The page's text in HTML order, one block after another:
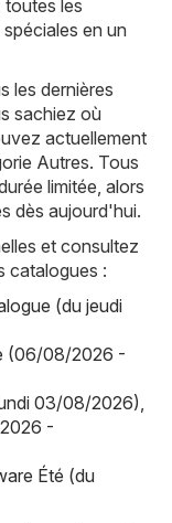
les
en un
les dernières
sachiez où
actuellement
Autres. Tous
limitée, alors
dès aujourd'hui.
et consultez
catalogues :
(du jeudi
(06/08/2026 -
03/08/2026),
-
Été (du